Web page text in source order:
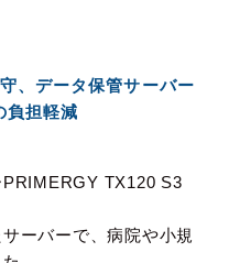
、データ保管サーバー
負担軽減
TX120 S3
ーバーで、病院や小規